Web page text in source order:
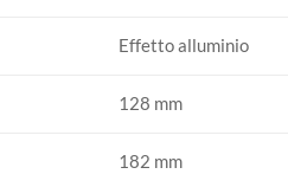
Effetto alluminio
128 mm
182 mm